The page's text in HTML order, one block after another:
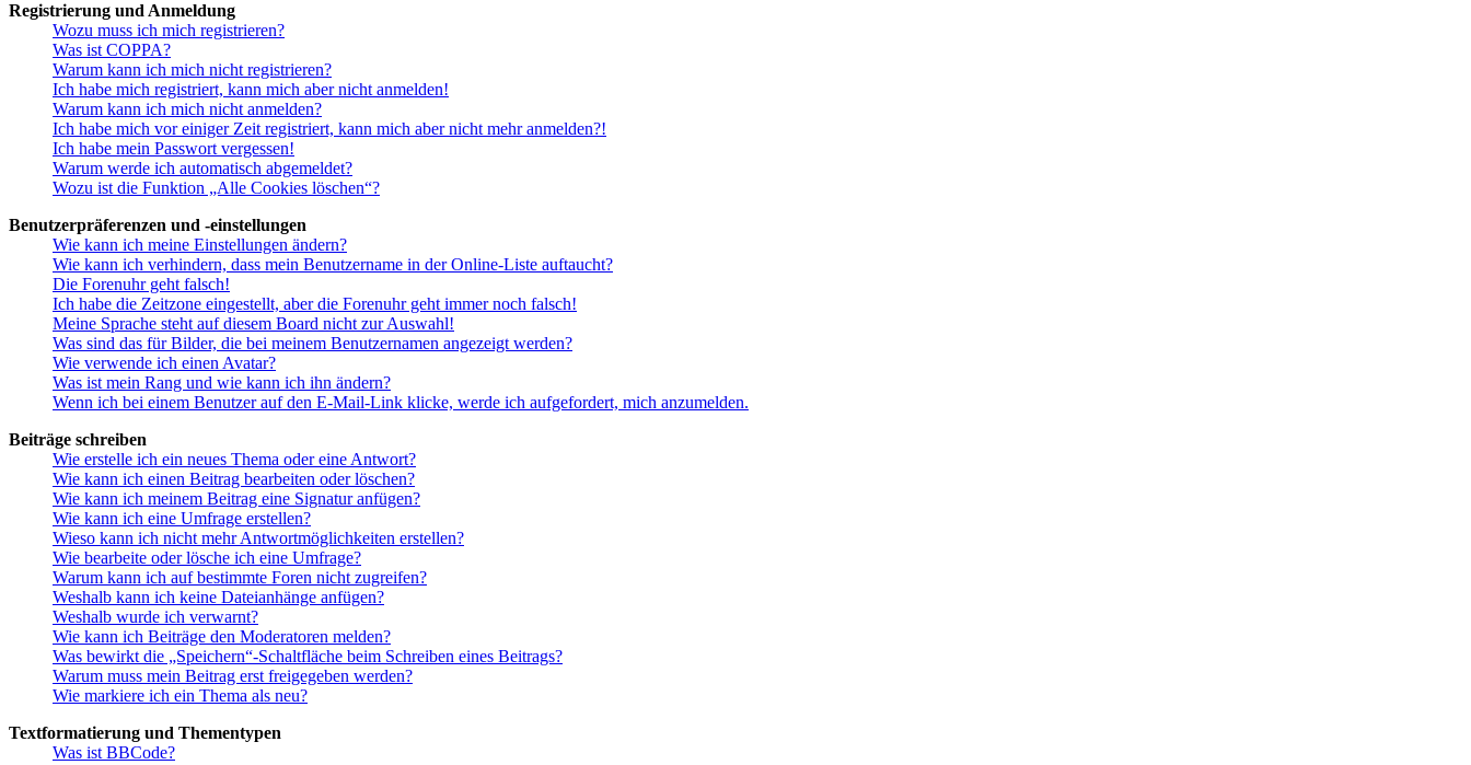
Registrierung und Anmeldung
Wozu muss ich mich registrieren?
Was ist COPPA?
Warum kann ich mich nicht registrieren?
Ich habe mich registriert, kann mich aber nicht anmelden!
Warum kann ich mich nicht anmelden?
Ich habe mich vor einiger Zeit registriert, kann mich aber nicht mehr anmelden?!
Ich habe mein Passwort vergessen!
Warum werde ich automatisch abgemeldet?
Wozu ist die Funktion „Alle Cookies löschen“?
Benutzerpräferenzen und -einstellungen
Wie kann ich meine Einstellungen ändern?
Wie kann ich verhindern, dass mein Benutzername in der Online-Liste auftaucht?
Die Forenuhr geht falsch!
Ich habe die Zeitzone eingestellt, aber die Forenuhr geht immer noch falsch!
Meine Sprache steht auf diesem Board nicht zur Auswahl!
Was sind das für Bilder, die bei meinem Benutzernamen angezeigt werden?
Wie verwende ich einen Avatar?
Was ist mein Rang und wie kann ich ihn ändern?
Wenn ich bei einem Benutzer auf den E-Mail-Link klicke, werde ich aufgefordert, mich anzumelden.
Beiträge schreiben
Wie erstelle ich ein neues Thema oder eine Antwort?
Wie kann ich einen Beitrag bearbeiten oder löschen?
Wie kann ich meinem Beitrag eine Signatur anfügen?
Wie kann ich eine Umfrage erstellen?
Wieso kann ich nicht mehr Antwortmöglichkeiten erstellen?
Wie bearbeite oder lösche ich eine Umfrage?
Warum kann ich auf bestimmte Foren nicht zugreifen?
Weshalb kann ich keine Dateianhänge anfügen?
Weshalb wurde ich verwarnt?
Wie kann ich Beiträge den Moderatoren melden?
Was bewirkt die „Speichern“-Schaltfläche beim Schreiben eines Beitrags?
Warum muss mein Beitrag erst freigegeben werden?
Wie markiere ich ein Thema als neu?
Textformatierung und Thementypen
Was ist BBCode?